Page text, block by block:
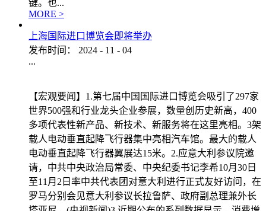
键。也...
MORE >
上海国际进口博览会即将举办
发布时间：
2024 - 11 - 04
...
【宏观要闻】1.第七届中国国际进口博览会吸引了297家
世界500强和行业龙头企业参展，数量创历史新高，400
多项代表性新产品、新技术、新服务将在这里亮相。3架
载人电动垂直起降飞行器集中亮相汽车馆。最大的载人
电动垂直起降飞行器翼展达15米。2.应意大利参议院邀
请，中共中央政治局常委、中央纪委书记李希10月30日
至11月2日率中共代表团对意大利进行正式友好访问，在
罗马分别会见意大利参议长拉鲁萨、政府副总理兼外长